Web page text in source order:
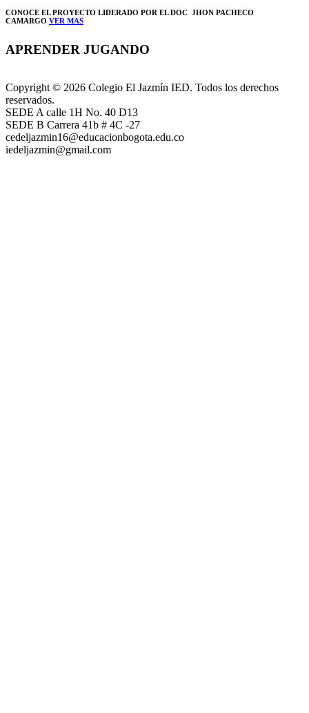
CONOCE EL PROYECTO LIDERADO POR EL DOC JHON PACHECO
CAMARGO VER MAS
APRENDER JUGANDO
Copyright © 2026 Colegio El Jazmín IED. Todos los derechos
reservados.
SEDE A calle 1H No. 40 D13
SEDE B Carrera 41b # 4C -27
cedeljazmin16@educacionbogota.edu.co
iedeljazmin@gmail.com